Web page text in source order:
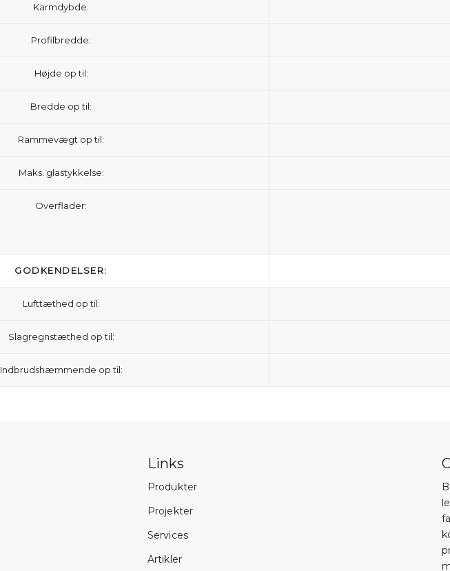
Karmdybde:
Profilbredde:
Højde op til:
Bredde op til:
Rammevægt op til:
Maks. glastykkelse:
Overflader:
GODKENDELSER:
Lufttæthed op til:
Slagregnstæthed op til:
Indbrudshæmmende op til:
Links
Produkter
Projekter
Services
Artikler